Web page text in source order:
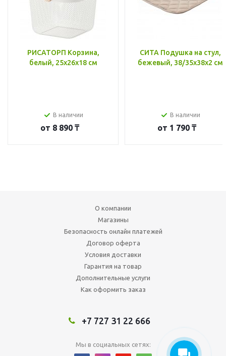
РИСАТОРП Корзина,
белый, 25x26x18 см
В наличии
от 8 890 ₸
СИТА Подушка на стул,
бежевый, 38/35x38x2 см
В наличии
от 1 790 ₸
О компании
Магазины
Безопасность онлайн платежей
Договор оферта
Условия доставки
Гарантия на товар
Дополнительные услуги
Как оформить заказ
+7 727 31 22 666
Мы в социальных сетях: